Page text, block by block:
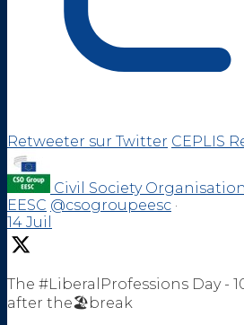
Retweeter sur Twitter CEPLIS
Civil Society
EESC @csogroupeesc ·
14 Juil
The #LiberalProfessions Day -
after the🏖️break